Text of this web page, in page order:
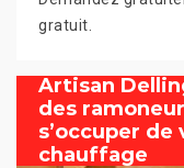
gratuit.
Artisan
des
s’occuper
chauffage